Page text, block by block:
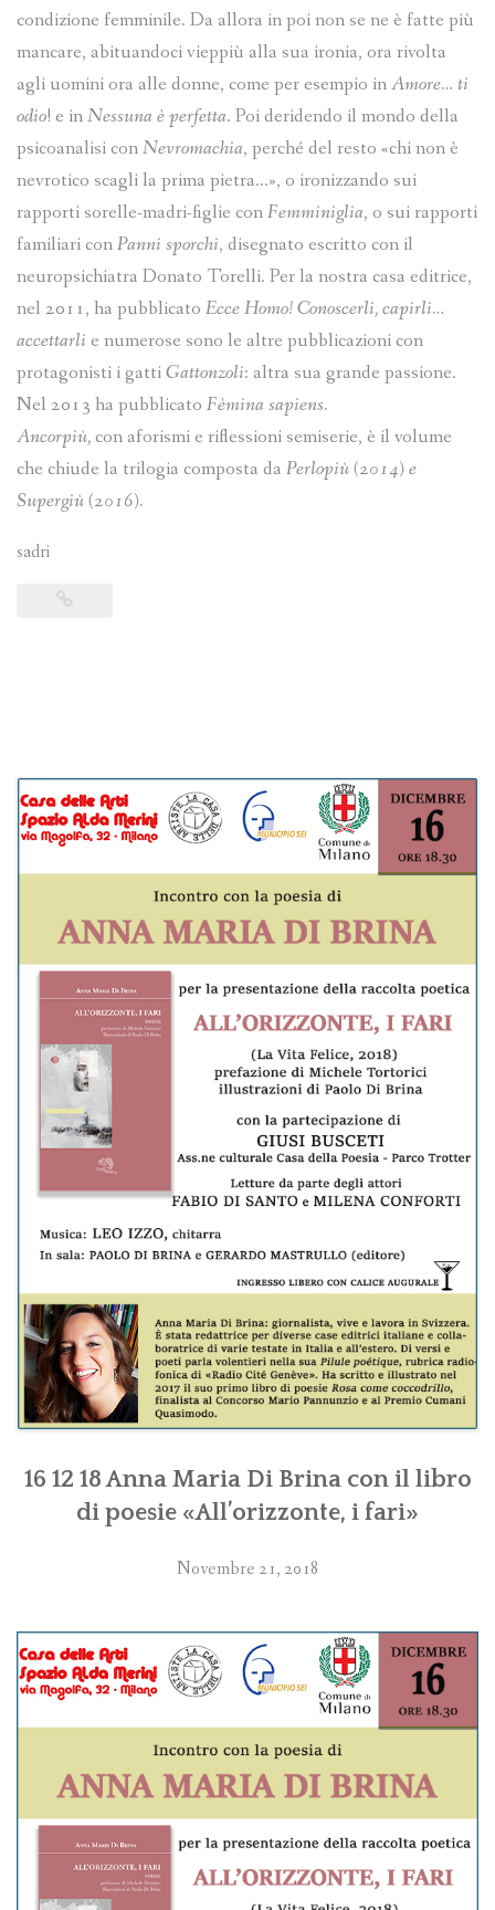
condizione femminile. Da allora in poi non se ne è fatte più
mancare, abituandoci vieppiù alla sua ironia, ora rivolta
agli uomini ora alle donne, come per esempio inAmore… ti
odio! e inNessuna è perfetta. Poi deridendo il mondo della
psicoanalisi conNevromachia, perché del resto «chi non è
nevrotico scagli la prima pietra…», o ironizzando sui
rapporti sorelle-madri-figlie conFemminiglia, o sui rapporti
familiari conPanni sporchi, disegnato escritto con il
neuropsichiatra Donato Torelli. Per la nostra casa editrice,
nel 2011, ha pubblicato Ecce Homo! Conoscerli, capirli…
accettarli e numerose sono le altre pubblicazioni con
protagonisti i gattiGattonzoli: altra sua grande passione.
Nel 2013 ha pubblicato Fèmina sapiens.
Ancorpiù,con aforismi e riflessioni semiserie, è il volume
che chiude la trilogia composta da Perlopiù (2014) e
Supergiù (2016).
sadri
16 12 18 Anna Maria Di Brina con il libro
di poesie «All’orizzonte, i fari»
Novembre 21, 2018